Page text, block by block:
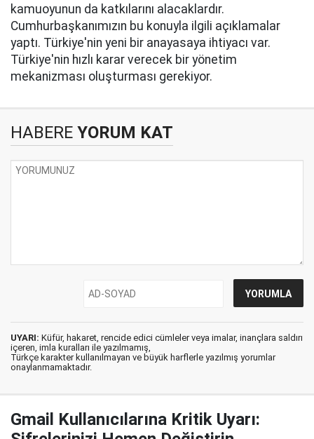
kamuoyunun da katkılarını alacaklardır.
Cumhurbaşkanımızın bu konuyla ilgili açıklamalar
yaptı. Türkiye'nin yeni bir anayasaya ihtiyacı var.
Türkiye'nin hızlı karar verecek bir yönetim
mekanizması oluşturması gerekiyor.
HABERE YORUM KAT
UYARI: Küfür, hakaret, rencide edici cümleler veya imalar, inançlara saldırı
içeren, imla kuralları ile yazılmamış,
Türkçe karakter kullanılmayan ve büyük harflerle yazılmış yorumlar
onaylanmamaktadır.
Gmail Kullanıcılarına Kritik Uyarı: